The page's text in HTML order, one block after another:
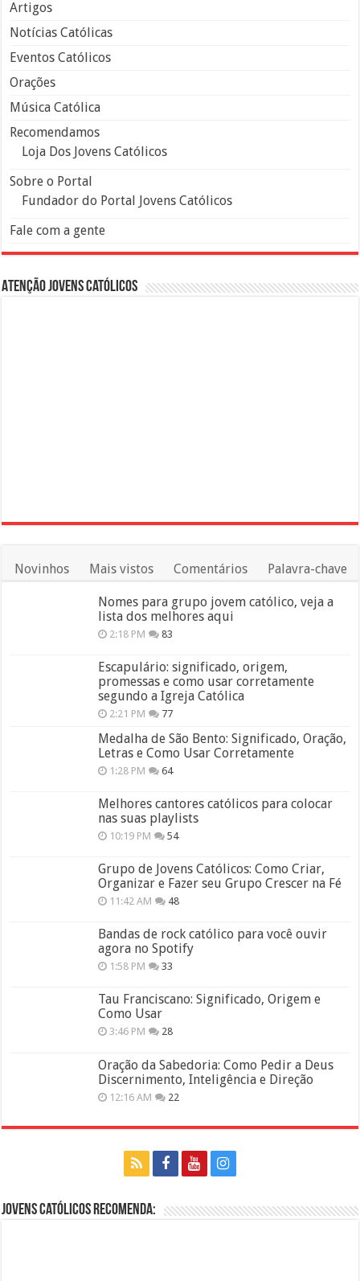
Artigos
Notícias Católicas
Eventos Católicos
Orações
Música Católica
Recomendamos
Loja Dos Jovens Católicos
Sobre o Portal
Fundador do Portal Jovens Católicos
Fale com a gente
Atenção Jovens Católicos
Novinhos Mais vistos Comentários Palavra-chave
Nomes para grupo jovem católico, veja a
lista dos melhores aqui
2:18 PM 83
Escapulário: significado, origem,
promessas e como usar corretamente
segundo a Igreja Católica
2:21 PM 77
Medalha de São Bento: Significado, Oração,
Letras e Como Usar Corretamente
1:28 PM 64
Melhores cantores católicos para colocar
nas suas playlists
10:19 PM 54
Grupo de Jovens Católicos: Como Criar,
Organizar e Fazer seu Grupo Crescer na Fé
11:42 AM 48
Bandas de rock católico para você ouvir
agora no Spotify
1:58 PM 33
Tau Franciscano: Significado, Origem e
Como Usar
3:46 PM 28
Oração da Sabedoria: Como Pedir a Deus
Discernimento, Inteligência e Direção
12:16 AM 22
Jovens Católicos Recomenda: